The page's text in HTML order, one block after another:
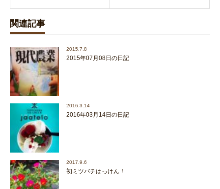
関連記事
2015.7.8
2015年07月08日の日記
2016.3.14
2016年03月14日の日記
2017.9.6
初ミツバチはっけん！